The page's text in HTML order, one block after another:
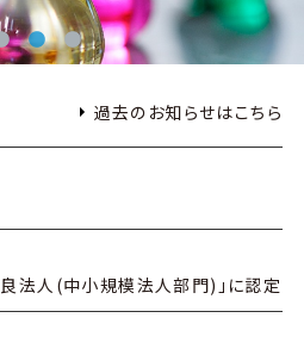
過去のお知らせはこちら
法人(中小規模法人部門)」に認定